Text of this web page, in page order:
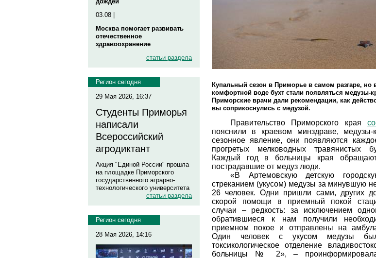
03.08 |
Москва помогает развивать
отечественное
здравоохранение
статьи раздела
Регион сегодня
29 Мая 2026, 16:37
Студенты Приморья
написали
Всероссийский
агродиктант
Акция "Единой России" прошла
на площадке Приморского
государственного аграрно-
технологического университета
статьи раздела
Регион сегодня
28 Мая 2026, 14:16
Купальный сезон в Приморье в самом разгаре, но
комфортной воде бухт стали появляться медузы-
Приморские врачи дали рекомендации, как
вы соприкоснулись с медузой.
Правительство Приморского края
пояснили в краевом минздраве, медузы-
сезонное явление, они появляются
прогретых мелководных травянистых
Каждый год в больницы края
пострадавшие от медуз люди.
«В Артемовскую детскую
стреканием (укусом) медузы за минувшую
26 человек. Одни пришли сами, других
скорой помощи в приемный покой
случаи – редкость: за исключением
обратившиеся к нам получили
приемном покое и отправлены на
Один человек с укусом медузы
токсикологическое отделение
больницы № 2», –